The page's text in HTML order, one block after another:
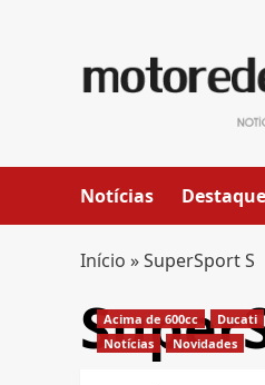
Notícias
Início »SuperSport S
Acima de 600cc Ducati
Notícias
Novidades